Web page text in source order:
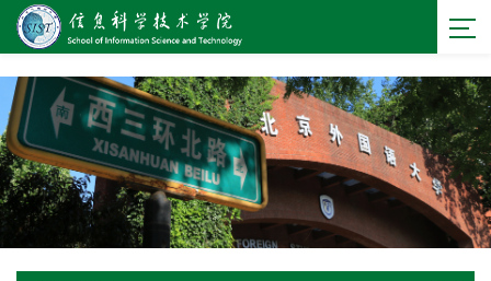
bevictor伟德官网 - 源自英国始于1946